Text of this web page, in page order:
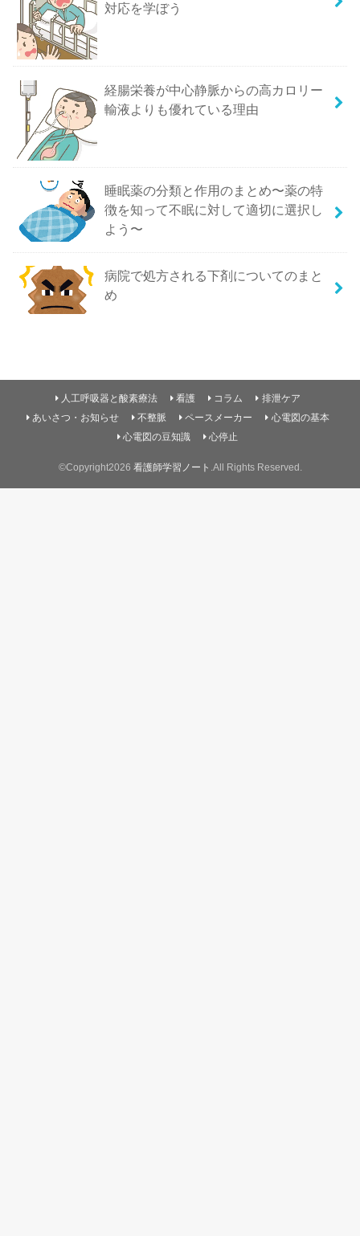
対応を学ぼう
経腸栄養が中心静脈からの高カロリー
輸液よりも優れている理由
睡眠薬の分類と作用のまとめ〜薬の特
徴を知って不眠に対して適切に選択し
よう〜
病院で処方される下剤についてのまと
め
人工呼吸器と酸素療法 看護 コラム
排泄ケア
あいさつ・お知らせ
不整脈 ペースメーカー
心電図の基本
心電図の豆知識
心停止
©Copyright2026 看護師学習ノート .All Rights Reserved.